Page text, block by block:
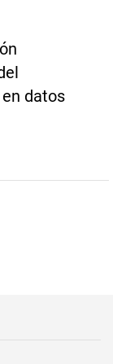
datos